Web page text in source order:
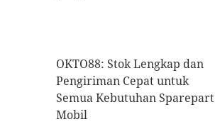
OKTO88: Stok Lengkap dan
Pengiriman Cepat untuk
Semua Kebutuhan Sparepart
Mobil